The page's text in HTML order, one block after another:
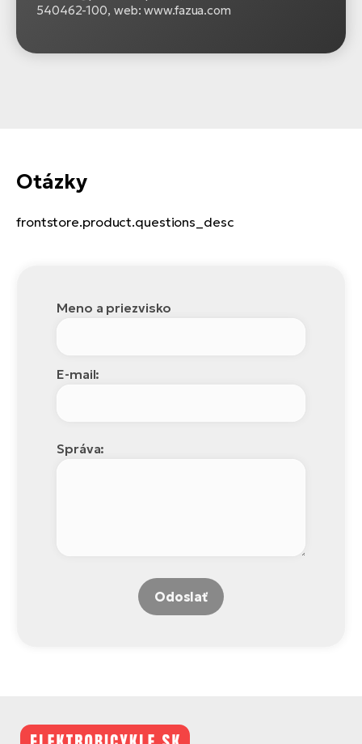
540462-100, web: www.fazua.com
Otázky
frontstore.product.questions_desc
Meno a priezvisko
E-mail:
Správa:
Odoslať